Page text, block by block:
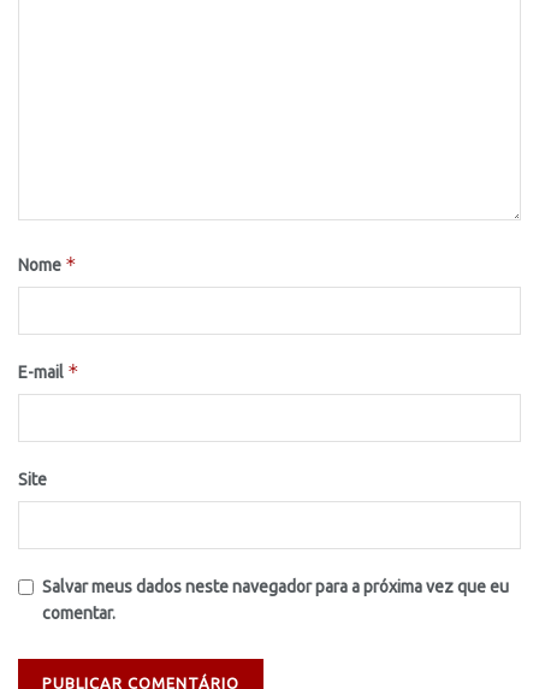
Nome *
E-mail *
Site
Salvar meus dados neste navegador para a próxima vez que eu
comentar.